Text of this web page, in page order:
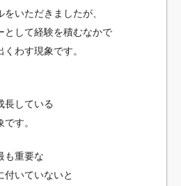
いただきましたが、
として経験を積むなかで
わす現象です。
長している
す。
も重要な
付いていないと